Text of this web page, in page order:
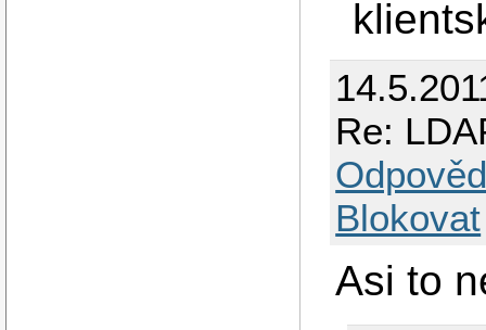
Re:
Blokovat
Asi to